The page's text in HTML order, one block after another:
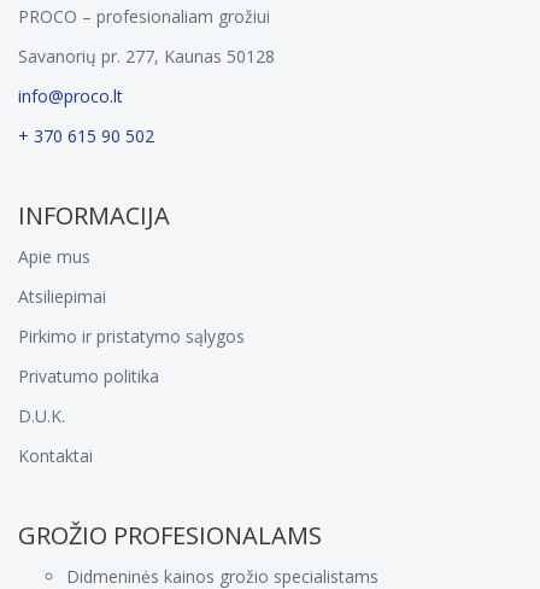
PROCO – profesionaliam grožiui
Savanorių pr. 277, Kaunas 50128
info@proco.lt
+ 370 615 90 502
INFORMACIJA
Apie mus
Atsiliepimai
Pirkimo ir pristatymo sąlygos
Privatumo politika
D.U.K.
Kontaktai
GROŽIO PROFESIONALAMS
Didmeninės kainos grožio specialistams